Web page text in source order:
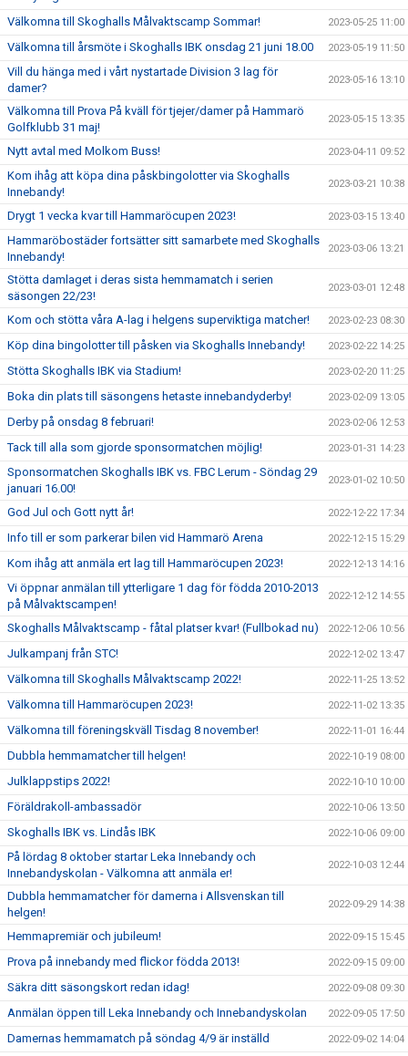
Välkomna till Skoghalls Målvaktscamp Sommar! 2023-05-25 11:00
Välkomna till årsmöte i Skoghalls IBK onsdag 21 juni 18.00 2023-05-19 11:50
Vill du hänga med i vårt nystartade Division 3 lag för
damer?
2023-05-16 13:10
Välkomna till Prova På kväll för tjejer/damer på Hammarö
Golfklubb 31 maj!
2023-05-15 13:35
Nytt avtal med Molkom Buss! 2023-04-11 09:52
Kom ihåg att köpa dina påskbingolotter via Skoghalls
Innebandy!
2023-03-21 10:38
Drygt 1 vecka kvar till Hammaröcupen 2023! 2023-03-15 13:40
Hammaröbostäder fortsätter sitt samarbete med Skoghalls
Innebandy!
2023-03-06 13:21
Stötta damlaget i deras sista hemmamatch i serien
säsongen 22/23!
2023-03-01 12:48
Kom och stötta våra A-lag i helgens superviktiga matcher! 2023-02-23 08:30
Köp dina bingolotter till påsken via Skoghalls Innebandy! 2023-02-22 14:25
Stötta Skoghalls IBK via Stadium! 2023-02-20 11:25
Boka din plats till säsongens hetaste innebandyderby! 2023-02-09 13:05
Derby på onsdag 8 februari! 2023-02-06 12:53
Tack till alla som gjorde sponsormatchen möjlig! 2023-01-31 14:23
Sponsormatchen Skoghalls IBK vs. FBC Lerum - Söndag 29
januari 16.00!
2023-01-02 10:50
God Jul och Gott nytt år! 2022-12-22 17:34
Info till er som parkerar bilen vid Hammarö Arena 2022-12-15 15:29
Kom ihåg att anmäla ert lag till Hammaröcupen 2023! 2022-12-13 14:16
Vi öppnar anmälan till ytterligare 1 dag för födda 2010-2013
på Målvaktscampen!
2022-12-12 14:55
Skoghalls Målvaktscamp - fåtal platser kvar! (Fullbokad nu) 2022-12-06 10:56
Julkampanj från STC! 2022-12-02 13:47
Välkomna till Skoghalls Målvaktscamp 2022! 2022-11-25 13:52
Välkomna till Hammaröcupen 2023! 2022-11-02 13:35
Välkomna till föreningskväll Tisdag 8 november! 2022-11-01 16:44
Dubbla hemmamatcher till helgen! 2022-10-19 08:00
Julklappstips 2022! 2022-10-10 10:00
Föräldrakoll-ambassadör 2022-10-06 13:50
Skoghalls IBK vs. Lindås IBK 2022-10-06 09:00
På lördag 8 oktober startar Leka Innebandy och
Innebandyskolan - Välkomna att anmäla er!
2022-10-03 12:44
Dubbla hemmamatcher för damerna i Allsvenskan till
helgen!
2022-09-29 14:38
Hemmapremiär och jubileum! 2022-09-15 15:45
Prova på innebandy med flickor födda 2013! 2022-09-15 09:00
Säkra ditt säsongskort redan idag! 2022-09-08 09:30
Anmälan öppen till Leka Innebandy och Innebandyskolan 2022-09-05 17:50
Damernas hemmamatch på söndag 4/9 är inställd 2022-09-02 14:04